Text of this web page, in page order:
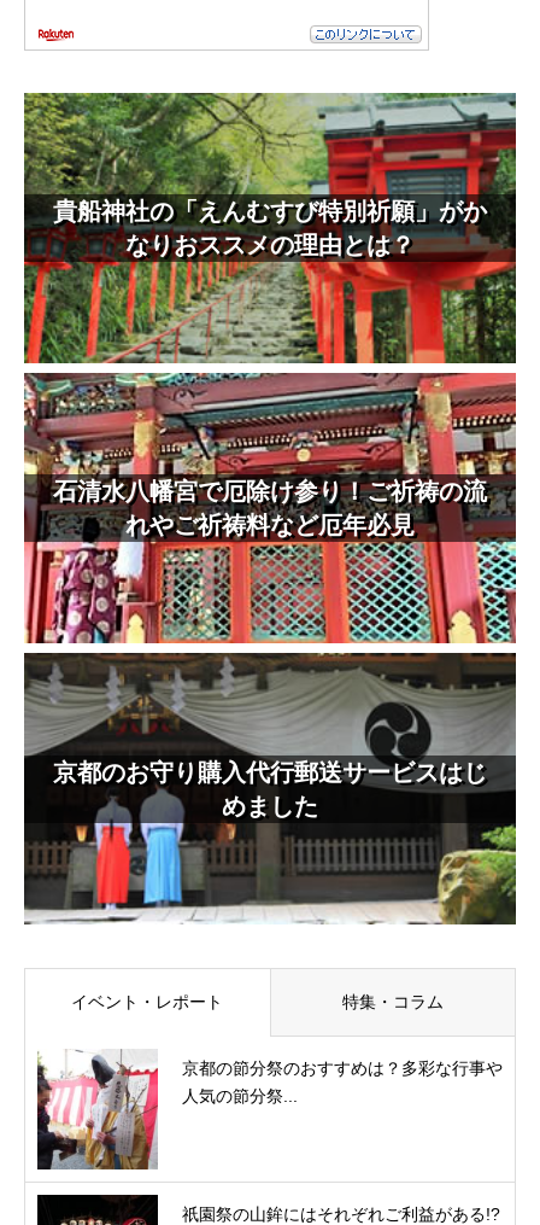
貴船神社の「えんむすび特別祈願」がか
なりおススメの理由とは？
石清水八幡宮で厄除け参り！ご祈祷の流
れやご祈祷料など厄年必見
京都のお守り購入代行郵送サービスはじ
めました
イベント・レポート 特集・コラム
京都の節分祭のおすすめは？多彩な行事や
人気の節分祭...
祇園祭の山鉾にはそれぞれご利益がある!?